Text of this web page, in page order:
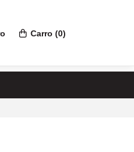
Carro (0)